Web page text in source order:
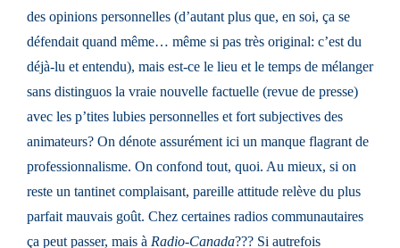
des opinions personnelles (d’autant plus que, en soi, ça se
défendait quand même… même si pas très original: c’est du
déjà-lu et entendu), mais est-ce le lieu et le temps de mélanger
sans distinguos la vraie nouvelle factuelle (revue de presse)
avec les p’tites lubies personnelles et fort subjectives des
animateurs? On dénote assurément ici un manque flagrant de
professionnalisme. On confond tout, quoi. Au mieux, si on
reste un tantinet complaisant, pareille attitude relève du plus
parfait mauvais goût. Chez certaines radios communautaires
ça peut passer, mais à Radio-Canada??? Si autrefois